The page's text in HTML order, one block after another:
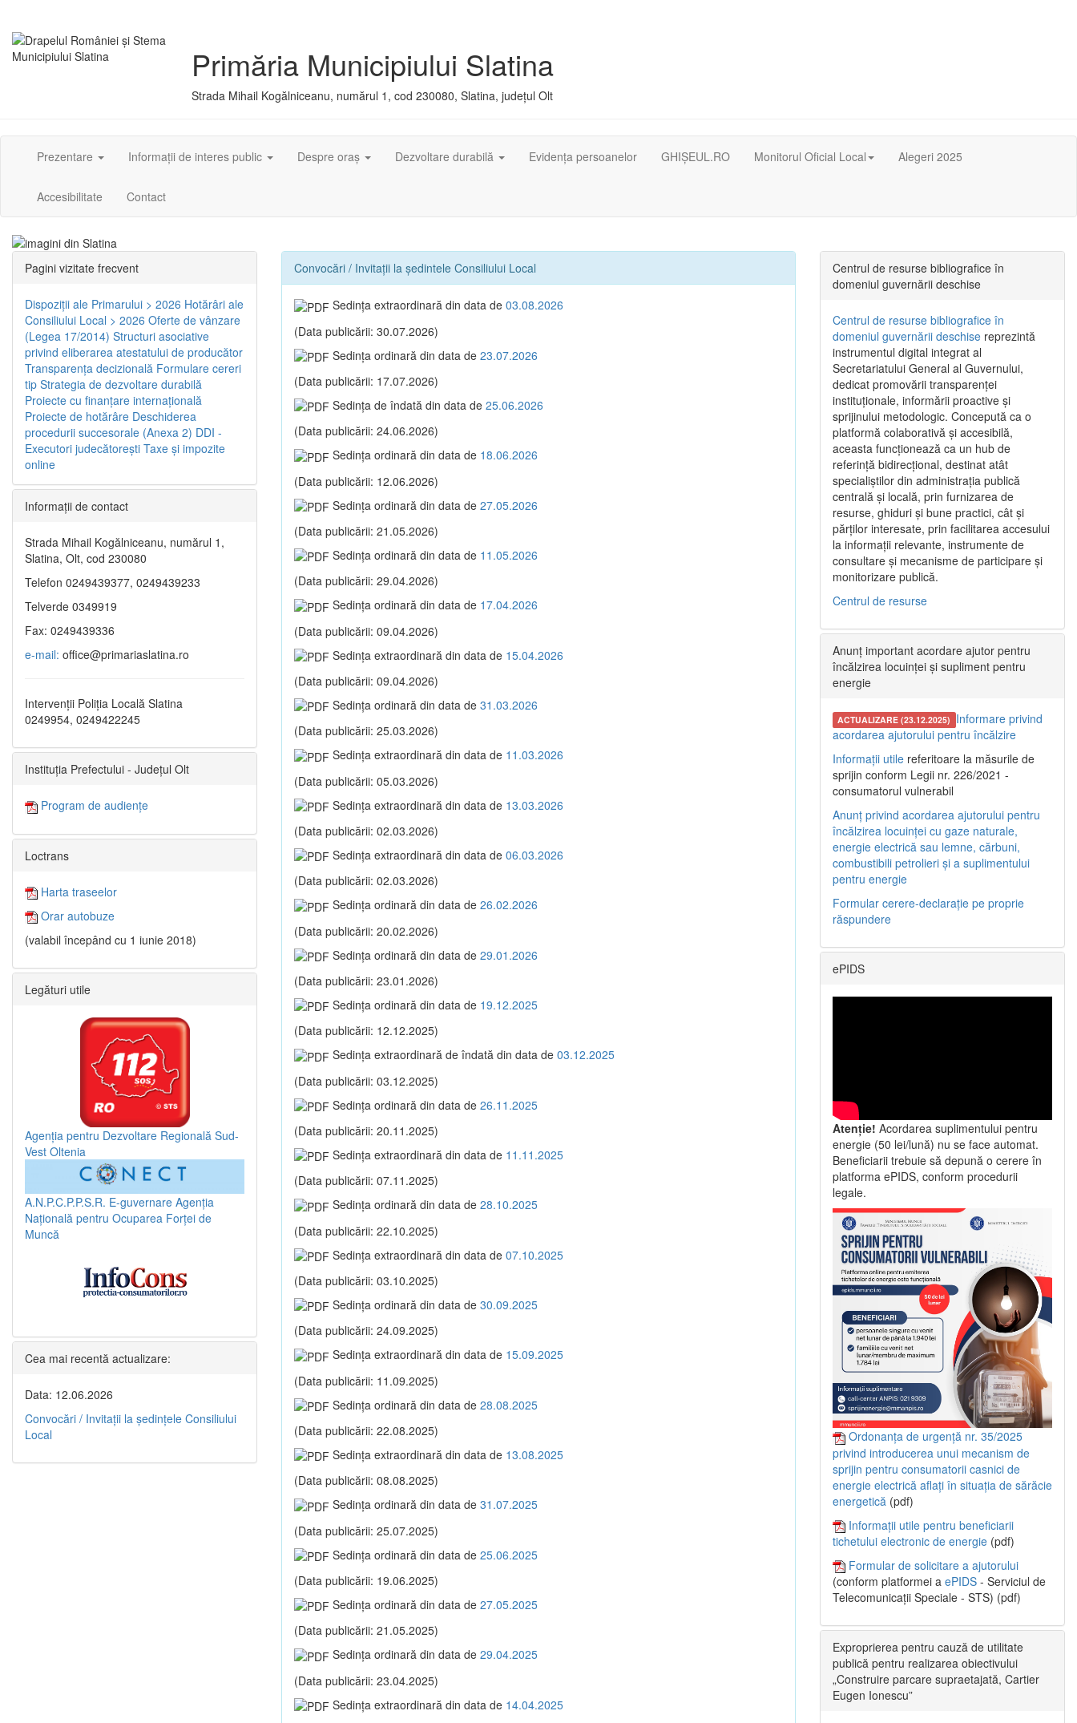
Primăria Municipiului Slatina
Strada Mihail Kogălniceanu, numărul 1, cod 230080, Slatina, județul Olt
Prezentare Informații de interes public Despre oraș Dezvoltare durabilă Evidența persoanelor GHIȘEUL.RO Monitorul Oficial Local Alegeri 2025
Accesibilitate Contact
Convocări / Invitaţii la ședintele Consiliului Local
Sedinţa extraordinară din data de 03.08.2026
(Data publicării: 30.07.2026)
Sedinţa ordinară din data de 23.07.2026
(Data publicării: 17.07.2026)
Sedinţa de îndată din data de 25.06.2026
(Data publicării: 24.06.2026)
Sedinţa ordinară din data de 18.06.2026
(Data publicării: 12.06.2026)
Sedinţa ordinară din data de 27.05.2026
(Data publicării: 21.05.2026)
Sedinţa ordinară din data de 11.05.2026
(Data publicării: 29.04.2026)
Sedinţa ordinară din data de 17.04.2026
(Data publicării: 09.04.2026)
Sedinţa extraordinară din data de 15.04.2026
(Data publicării: 09.04.2026)
Sedinţa ordinară din data de 31.03.2026
(Data publicării: 25.03.2026)
Sedinţa extraordinară din data de 11.03.2026
(Data publicării: 05.03.2026)
Sedinţa extraordinară din data de 13.03.2026
(Data publicării: 02.03.2026)
Sedinţa extraordinară din data de 06.03.2026
(Data publicării: 02.03.2026)
Sedinţa ordinară din data de 26.02.2026
(Data publicării: 20.02.2026)
Sedinţa ordinară din data de 29.01.2026
(Data publicării: 23.01.2026)
Sedinţa ordinară din data de 19.12.2025
(Data publicării: 12.12.2025)
Sedinţa extraordinară de îndată din data de 03.12.2025
(Data publicării: 03.12.2025)
Sedinţa ordinară din data de 26.11.2025
(Data publicării: 20.11.2025)
Sedinţa extraordinară din data de 11.11.2025
(Data publicării: 07.11.2025)
Sedinţa ordinară din data de 28.10.2025
(Data publicării: 22.10.2025)
Sedinţa extraordinară din data de 07.10.2025
(Data publicării: 03.10.2025)
Sedinţa ordinară din data de 30.09.2025
(Data publicării: 24.09.2025)
Sedinţa extraordinară din data de 15.09.2025
(Data publicării: 11.09.2025)
Sedinţa ordinară din data de 28.08.2025
(Data publicării: 22.08.2025)
Sedinţa extraordinară din data de 13.08.2025
(Data publicării: 08.08.2025)
Sedinţa ordinară din data de 31.07.2025
(Data publicării: 25.07.2025)
Sedinţa ordinară din data de 25.06.2025
(Data publicării: 19.06.2025)
Sedinţa ordinară din data de 27.05.2025
(Data publicării: 21.05.2025)
Sedinţa ordinară din data de 29.04.2025
(Data publicării: 23.04.2025)
Sedinţa extraordinară din data de 14.04.2025
Pagini vizitate frecvent
Dispoziţii ale Primarului > 2026 Hotărâri ale
Consiliului Local > 2026 Oferte de vânzare
(Legea 17/2014) Structuri asociative
privind eliberarea atestatului de producător
Transparenţa decizională Formulare cereri
tip Strategia de dezvoltare durabilă
Proiecte cu finanţare internaţională
Proiecte de hotărâre Deschiderea
procedurii succesorale (Anexa 2) DDI -
Executori judecătorești Taxe şi impozite
online
Informaţii de contact
Strada Mihail Kogălniceanu, numărul 1,
Slatina, Olt, cod 230080
Telefon 0249439377, 0249439233
Telverde 0349919
Fax: 0249439336
e-mail: office@primariaslatina.ro
Intervenții Poliția Locală Slatina
0249954, 0249422245
Instituția Prefectului - Județul Olt
Program de audiențe
Loctrans
Harta traseelor
Orar autobuze
(valabil începând cu 1 iunie 2018)
Legături utile
Agenția pentru Dezvoltare Regională Sud-
Vest Oltenia
A.N.P.C.P.P.S.R. E-guvernare Agenția
Națională pentru Ocuparea Forței de
Muncă
Cea mai recentă actualizare:
Data: 12.06.2026
Convocări / Invitaţii la şedinţele Consiliului
Local
Centrul de resurse bibliografice în
domeniul guvernării deschise
Centrul de resurse bibliografice în
domeniul guvernării deschise reprezintă
instrumentul digital integrat al
Secretariatului General al Guvernului,
dedicat promovării transparenței
instituționale, informării proactive și
sprijinului metodologic. Concepută ca o
platformă colaborativă și accesibilă,
aceasta funcționează ca un hub de
referință bidirecțional, destinat atât
specialiștilor din administrația publică
centrală și locală, prin furnizarea de
resurse, ghiduri și bune practici, cât și
părților interesate, prin facilitarea accesului
la informații relevante, instrumente de
consultare și mecanisme de participare și
monitorizare publică.
Centrul de resurse
Anunț important acordare ajutor pentru
încălzirea locuinței și supliment pentru
energie
ACTUALIZARE (23.12.2025) Informare privind
acordarea ajutorului pentru încălzire
Informații utile referitoare la măsurile de
sprijin conform Legii nr. 226/2021 -
consumatorul vulnerabil
Anunț privind acordarea ajutorului pentru
încălzirea locuinței cu gaze naturale,
energie electrică sau lemne, cărbuni,
combustibili petrolieri și a suplimentului
pentru energie
Formular cerere-declarație pe proprie
răspundere
ePIDS
Atenție! Acordarea suplimentului pentru
energie (50 lei/lună) nu se face automat.
Beneficiarii trebuie să depună o cerere în
platforma ePIDS, conform procedurii
legale.
Ordonanța de urgență nr. 35/2025
privind introducerea unui mecanism de
sprijin pentru consumatorii casnici de
energie electrică aflați în situația de sărăcie
energetică (pdf)
Informații utile pentru beneficiarii
tichetului electronic de energie (pdf)
Formular de solicitare a ajutorului
(conform platformei a ePIDS - Serviciul de
Telecomunicații Speciale - STS) (pdf)
Exproprierea pentru cauză de utilitate
publică pentru realizarea obiectivului
„Construire parcare supraetajată, Cartier
Eugen Ionescu”